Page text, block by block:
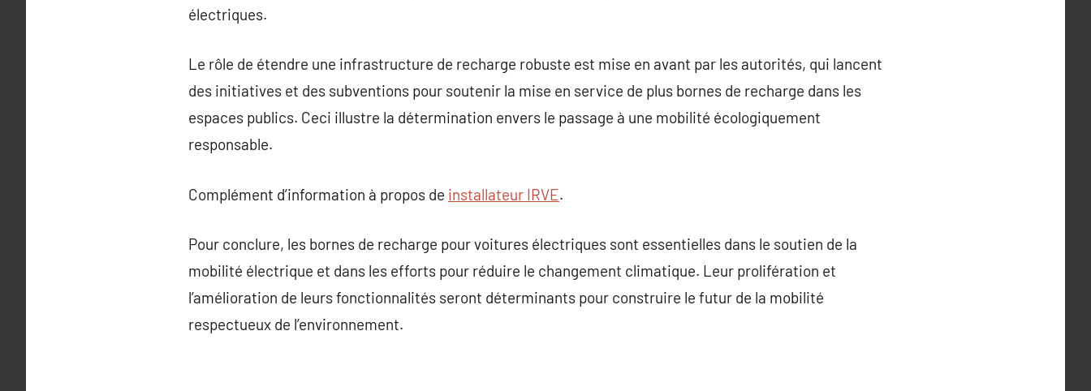
électriques.
Le rôle de étendre une infrastructure de recharge robuste est mise en avant par les autorités, qui lancent
des initiatives et des subventions pour soutenir la mise en service de plus bornes de recharge dans les
espaces publics. Ceci illustre la détermination envers le passage à une mobilité écologiquement
responsable.
Complément d’information à propos de installateur IRVE.
Pour conclure, les bornes de recharge pour voitures électriques sont essentielles dans le soutien de la
mobilité électrique et dans les efforts pour réduire le changement climatique. Leur prolifération et
l’amélioration de leurs fonctionnalités seront déterminants pour construire le futur de la mobilité
respectueux de l’environnement.